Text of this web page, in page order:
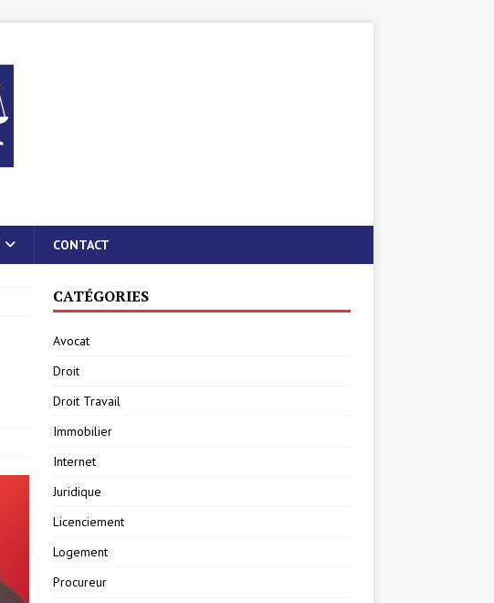
CONTACT
CATÉGORIES
Avocat
Droit
Droit Travail
Immobilier
Internet
Juridique
Licenciement
Logement
Procureur